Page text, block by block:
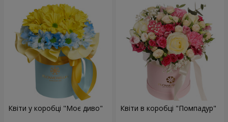
Квіти у коробці "Моє диво" Квіти в коробці "Помпадур"